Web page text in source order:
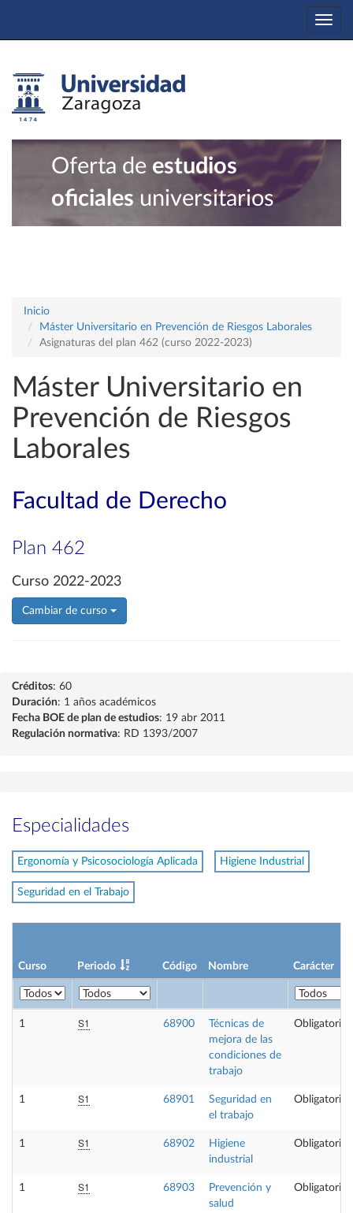
Oferta de estudios
oficiales universitarios
Inicio
Máster Universitario en Prevención de Riesgos Laborales
Asignaturas del plan 462 (curso 2022-2023)
Máster Universitario en
Prevención de Riesgos
Laborales
Facultad de Derecho
Plan 462
Curso 2022-2023
Cambiar de curso
Créditos: 60
Duración: 1 años académicos
Fecha BOE de plan de estudios: 19 abr 2011
Regulación normativa: RD 1393/2007
Especialidades
Ergonomía y Psicosociología Aplicada Higiene Industrial
Seguridad en el Trabajo
Curso Periodo Código Nombre Carácter
1 S1 68900
Técnicas de
mejora de las
condiciones de
trabajo
Obligatoria
1 S1 68901
Seguridad en
el trabajo
Obligatoria
1 S1 68902
Higiene
industrial
Obligatoria
1 S1 68903
Prevención y
salud
Obligatoria